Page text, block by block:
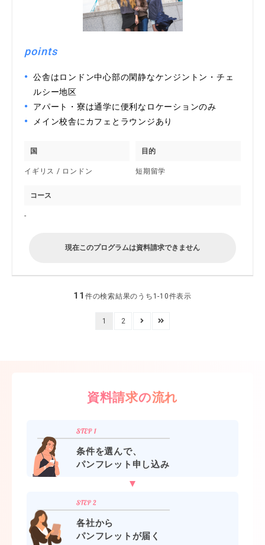
points
公舎はロンドン中心部の閑静なケンジントン・チェ
ルシー地区
アパート・寮は通学に便利なロケーションのみ
メイン校舎にカフェとラウンジあり
国
イギリス / ロンドン
目的
短期留学
コース
-
現在このプログラムは資料請求できません
11 件の検索結果のうち1-10件表示
1 2
資料請求の流れ
条件を選んで、
パンフレット申し込み
各社から
パンフレットが届く